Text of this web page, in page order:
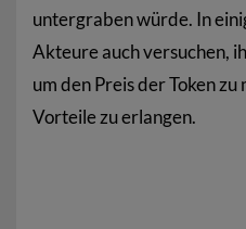
untergraben würde. In
Akteure auch versuchen,
um den Preis der Token
Vorteile zu erlangen.